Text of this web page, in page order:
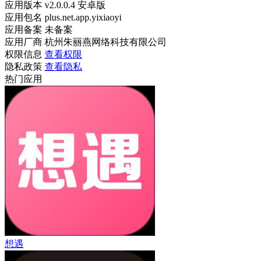
应用版本 v2.0.0.4 安卓版
应用包名 plus.net.app.yixiaoyi
应用备案 未备案
应用厂商 杭州朱丽燕网络科技有限公司
权限信息 查看权限
隐私政策 查看隐私
热门应用
想遇